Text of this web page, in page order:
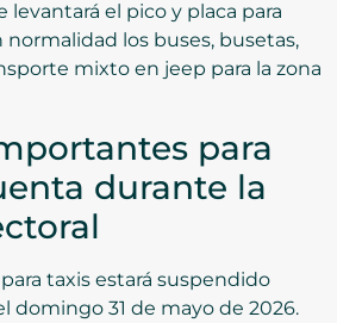
levantará el pico y placa para
normalidad los buses, busetas,
mixto en jeep para la zona
para
durante la
taxis estará suspendido
domingo 31 de mayo de 2026.